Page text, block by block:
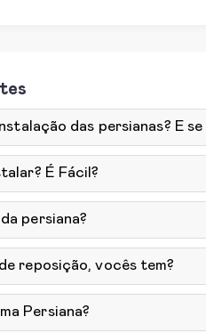
das persianas? E
É Fácil?
persiana?
reposição, vocês tem?
Persiana?